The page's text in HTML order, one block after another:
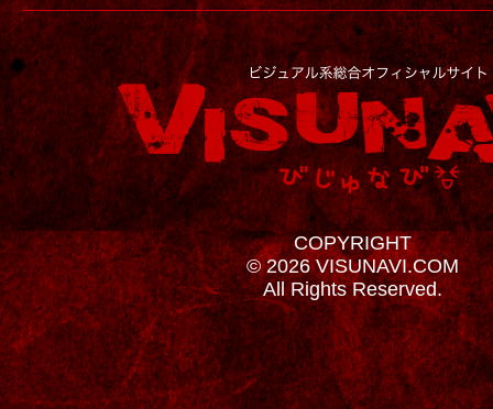
COPYRIGHT
© 2026 VISUNAVI.COM
All Rights Reserved.